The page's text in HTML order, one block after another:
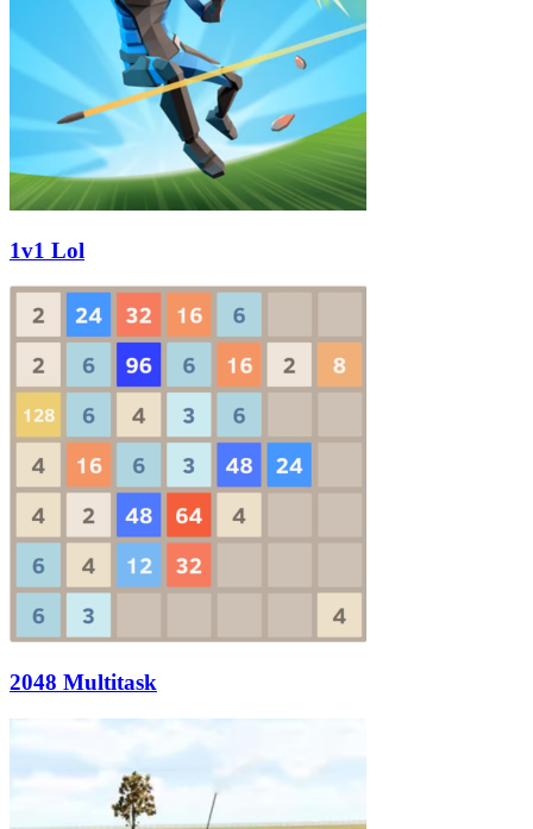
1v1 Lol
2048 Multitask